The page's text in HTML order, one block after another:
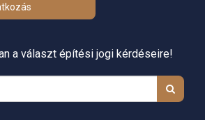
a választ építési jogi kérdéseire!